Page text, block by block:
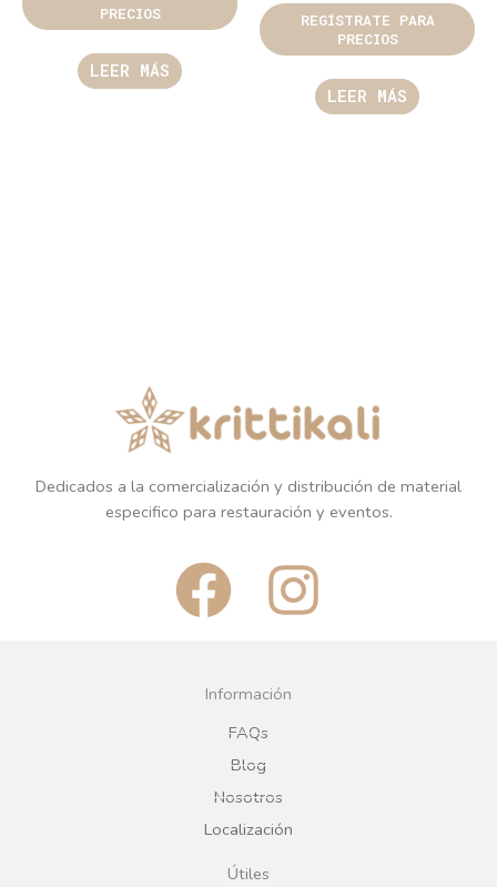
PRECIOS
LEER MÁS
REGÍSTRATE PARA
PRECIOS
LEER MÁS
Dedicados a la comercialización y distribución de material
especifico para restauración y eventos.
F
a
c
e
b
o
I
n
g
Información
FAQs
Blog
Nosotros
Localización
Útiles